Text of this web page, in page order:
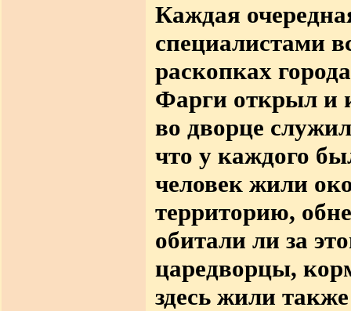
Каждая
специалистами
раскопках
Фарги открыл и
во дворце
что у каждого
человек жили
территорию,
обитали ли за
царедворцы,
здесь жили